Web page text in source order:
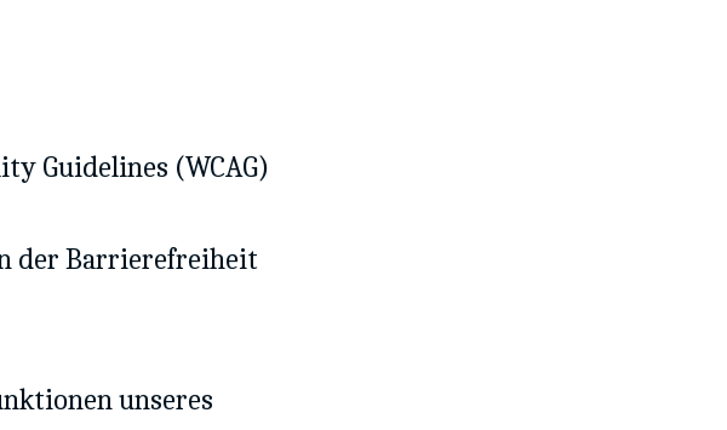
Guidelines (WCAG)
der Barrierefreiheit
unseres